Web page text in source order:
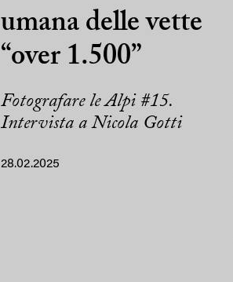
umana delle vette
“over 1.500”
Fotografare le Alpi #15.
Intervista a Nicola Gotti
28.02.2025